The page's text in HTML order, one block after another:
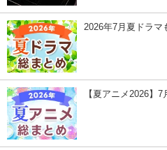
2026年7月夏ドラマ
【夏アニメ2026】